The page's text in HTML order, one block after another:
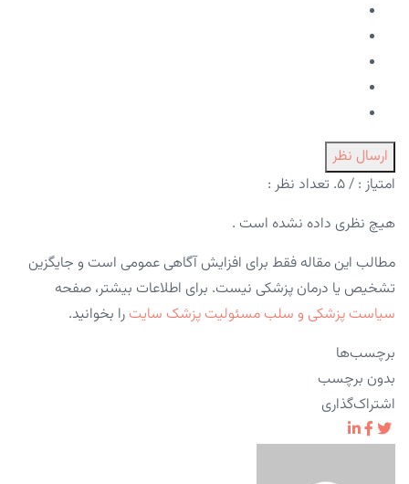
ارسال نظر
امتیاز : / ۵. تعداد نظر :
هیچ نظری داده نشده است .
مطالب این مقاله فقط برای افزایش آگاهی عمومی است و جایگزین
تشخیص یا درمان پزشکی نیست. برای اطلاعات بیشتر، صفحه
سیاست پزشکی و سلب مسئولیت پزشک سایت را بخوانید.
برچسب‌ها
بدون برچسب
اشتراک‌گذاری